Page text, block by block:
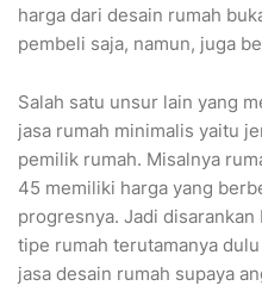
harga dari desain rumah
pembeli saja, namun, juga
Salah satu unsur lain yang
jasa rumah minimalis yaitu
pemilik rumah. Misalnya
45 memiliki harga yang
progresnya. Jadi
tipe rumah terutamanya
jasa desain rumah supaya